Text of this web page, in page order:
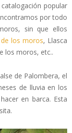
popular
por todo
sin que ellos
los moros, Llasca
los moros, etc..
de Palombera, el
de lluvia en los
en barca. Esta